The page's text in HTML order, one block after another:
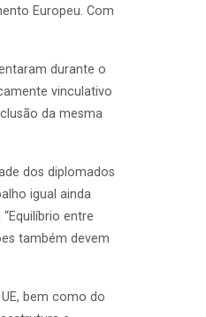
Europeu. Com
durante o
vinculativo
da mesma
dos diplomados
igual ainda
entre
também devem
bem como do